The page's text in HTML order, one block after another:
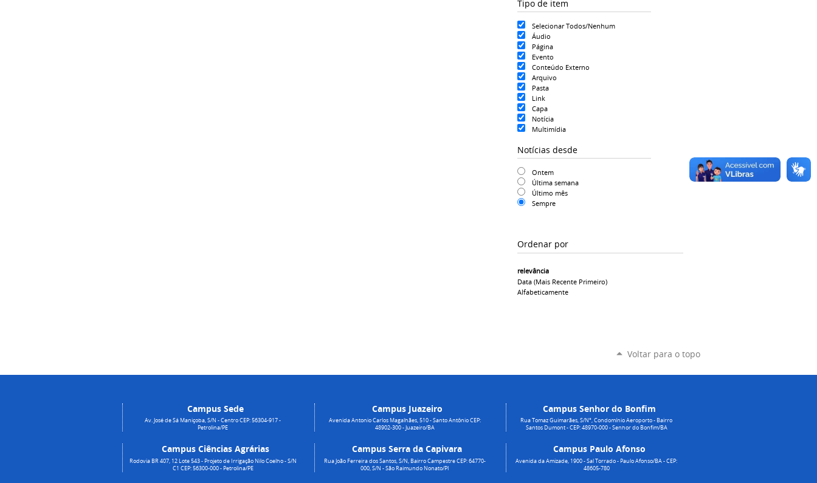
Tipo de item
Selecionar Todos/Nenhum
Áudio
Página
Evento
Conteúdo Externo
Arquivo
Pasta
Link
Capa
Notícia
Multimídia
Notícias desde
Ontem
Última semana
Último mês
Sempre
Ordenar por
relevância
Data (mais Recente Primeiro)
Alfabeticamente
Voltar para o topo
Campus Sede
Av. José de Sá Maniçoba, S/N - Centro CEP: 56304-917 -
Petrolina/PE
Campus Ciências Agrárias
Rodovia BR 407, 12 Lote 543 - Projeto de Irrigação Nilo Coelho - S/N
C1 CEP: 56300-000 - Petrolina/PE
Campus Juazeiro
Avenida Antonio Carlos Magalhães, 510 - Santo Antônio CEP:
48902-300 - Juazeiro/BA
Campus Serra da Capivara
Rua João Ferreira dos Santos, S/N, Bairro Campestre CEP: 64770-
000, S/N - São Raimundo Nonato/PI
Campus Senhor do Bonfim
Rua Tomaz Guimarães, S/N°, Condomínio Aeroporto - Bairro
Santos Dumont - CEP: 48970-000 - Senhor do Bonfim/BA
Campus Paulo Afonso
Avenida da Amizade, 1900 - Sal Torrado - Paulo Afonso/BA - CEP:
48605-780